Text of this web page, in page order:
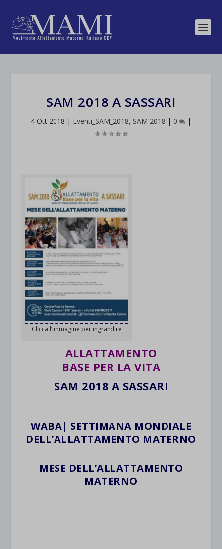
SAM 2018 A SASSARI
4 Ott 2018 | Eventi_SAM_2018, SAM 2018 | 0 |
Clicca l’immagine per ingrandire
ALLATTAMENTO
BASE PER LA VITA
SAM 2018 A SASSARI
WABA| SETTIMANA MONDIALE
DELL’ALLATTAMENTO MATERNO
MESE DELL’ALLATTAMENTO
MATERNO